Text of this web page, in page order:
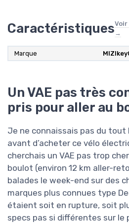
Caractéristiques →
Marque
Un VAE pas très
pris pour aller au
Je ne connaissais pas du tout
avant d’acheter ce vélo
cherchais un VAE pas trop
boulot (environ 12 km aller-
balades le week-end sur des
marques plus connues type
étaient soit en rupture, soit
specs pas si différentes sur le